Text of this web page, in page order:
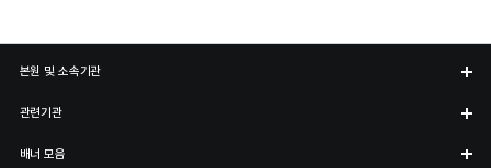
본원 및 소속기관
관련기관
배너 모음